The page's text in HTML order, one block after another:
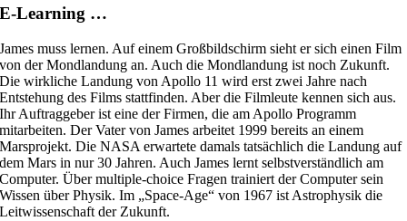
E-Learning …
James muss lernen. Auf einem Großbildschirm sieht er sich einen Film
von der Mondlandung an. Auch die Mondlandung ist noch Zukunft.
Die wirkliche Landung von Apollo 11 wird erst zwei Jahre nach
Entstehung des Films stattfinden. Aber die Filmleute kennen sich aus.
Ihr Auftraggeber ist eine der Firmen, die am Apollo Programm
mitarbeiten. Der Vater von James arbeitet 1999 bereits an einem
Marsprojekt. Die NASA erwartete damals tatsächlich die Landung auf
dem Mars in nur 30 Jahren. Auch James lernt selbstverständlich am
Computer. Über multiple-choice Fragen trainiert der Computer sein
Wissen über Physik. Im „Space-Age“ von 1967 ist Astrophysik die
Leitwissenschaft der Zukunft.